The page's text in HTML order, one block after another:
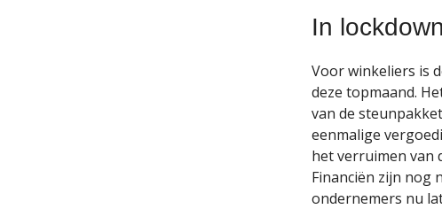
In
Voor winkeliers is
deze topmaand.
van de
eenmalige
het verruimen van
Financiën zijn nog
ondernemers nu